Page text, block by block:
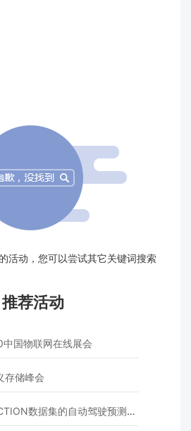
活动，您可以尝试其它关键词搜索
推荐活动
国物联网在线展会
存储峰会
数据集的自动驾驶预测模型挑战赛